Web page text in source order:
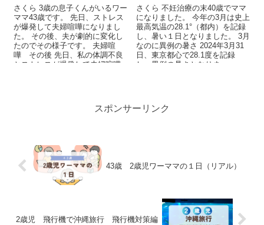
さくら 3歳の息子くんがいるワー
ママ43歳です。 先日、ストレス
が爆発して夫婦喧嘩になりまし
た。 その後、夫が劇的に変化し
たのでその様子です。 夫婦喧
嘩 その後 先日、私の体調不良
とストレスが爆発して夫婦喧嘩
さくら 不妊治療の末40歳でママ
になりました。 今年の3月は史上
最高気温の28.1°（都内）を記録
し、暑い１日となりました。 3月
なのに異例の暑さ 2024年3月31
日、東京都心で28.1度を記録
し、異例の暑さとなりま...
スポンサーリンク
43歳 2歳児ワーママの１日（リアル）
2歳児 飛行機で沖縄旅行 飛行機対策編